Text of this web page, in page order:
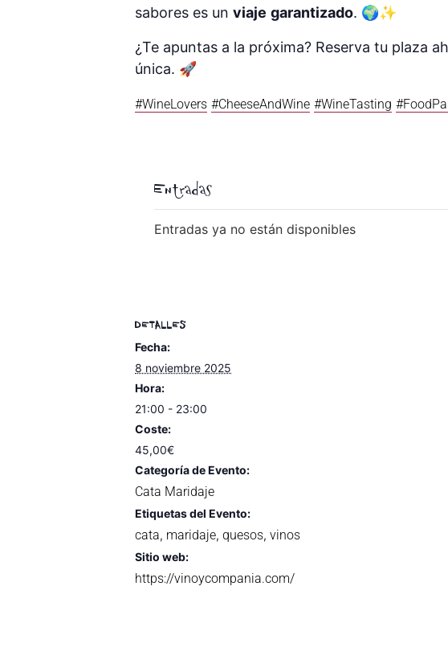
sabores es un viaje garantizado. 🌍✨
¿Te apuntas a la próxima? Reserva tu plaza
única. 🚀
#WineLovers #CheeseAndWine #WineTasting
Entradas
Entradas ya no están disponibles
DETALLES
Fecha:
8 noviembre 2025
Hora:
21:00 - 23:00
Coste:
45,00€
Categoría de Evento:
Cata Maridaje
Etiquetas del Evento:
cata, maridaje, quesos, vinos
Sitio web:
https://vinoycompania.com/